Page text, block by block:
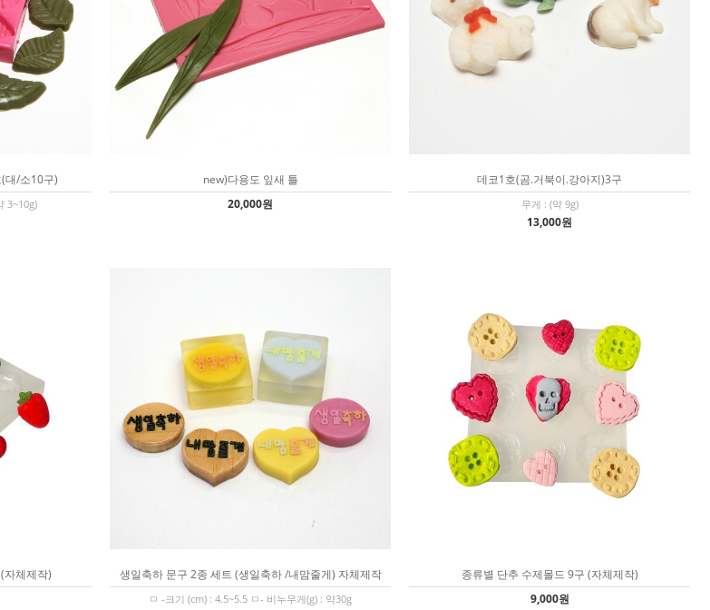
대/소10구)
3~10g)
new)다용도 잎새 틀
20,000원
데코1호(곰.거북이.강아지)3구
무게 : (약 9g)
13,000원
자체제작)
생일축하 문구 2종 세트 (생일축하 /내맘줄게) 자체제작
ㅁ -크기 (cm) : 4.5~5.5 ㅁ- 비누무게(g) : 약30g
종류별 단추 수제몰드 9구 (자체제작)
9,000원